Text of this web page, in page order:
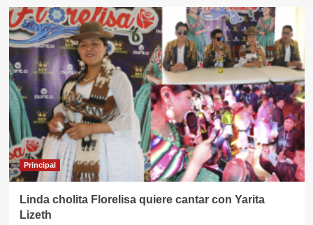
Ya
sé,
Clavito
y
su
Chela
Principal
Linda cholita Florelisa quiere cantar con Yarita
Lizeth